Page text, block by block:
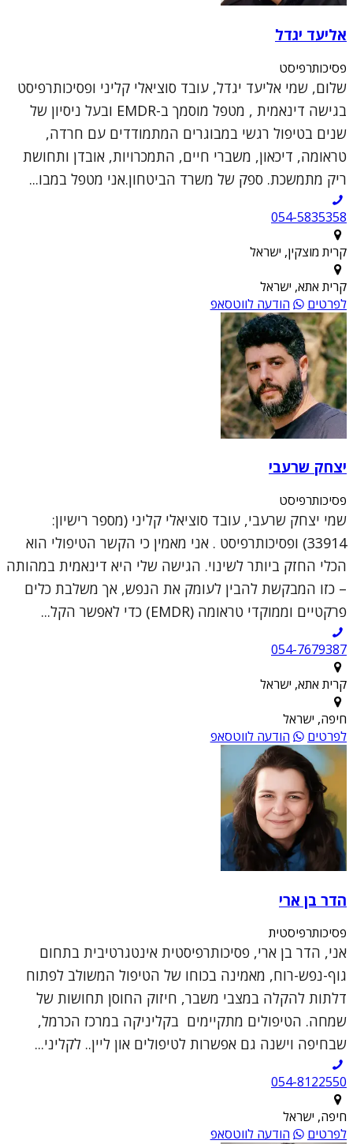
אליעד יגדל
פסיכותרפיסט
שלום, שמי אליעד יגדל, עובד סוציאלי קליני ופסיכותרפיסט
בגישה דינאמית , מטפל מוסמך ב-EMDR ובעל ניסיון של
שנים בטיפול רגשי במבוגרים המתמודדים עם חרדה,
טראומה, דיכאון, משברי חיים, התמכרויות, אובדן ותחושת
ריק מתמשכת. ספק של משרד הביטחון.אני מטפל במבו...
054-5835358
קרית מוצקין, ישראל
קרית אתא, ישראל
לפרטים
הודעה לווטסאפ
יצחק שרעבי
פסיכותרפיסט
שמי יצחק שרעבי, עובד סוציאלי קליני (מספר רישיון:
33914) ופסיכותרפיסט . אני מאמין כי הקשר הטיפולי הוא
הכלי החזק ביותר לשינוי. הגישה שלי היא דינאמית במהותה
– כזו המבקשת להבין לעומק את הנפש, אך משלבת כלים
פרקטיים וממוקדי טראומה (EMDR) כדי לאפשר הקל...
054-7679387
קרית אתא, ישראל
חיפה, ישראל
לפרטים
הודעה לווטסאפ
הדר בן ארי
פסיכותרפיסטית
אני, הדר בן ארי, פסיכותרפיסטית אינטגרטיבית בתחום
גוף-נפש-רוח, מאמינה בכוחו של הטיפול המשולב לפתוח
דלתות להקלה במצבי משבר, חיזוק החוסן תחושות של
שמחה. הטיפולים מתקיימים בקליניקה במרכז הכרמל,
שבחיפה וישנה גם אפשרות לטיפולים און ליין.. לקליני...
054-8122550
חיפה, ישראל
לפרטים
הודעה לווטסאפ